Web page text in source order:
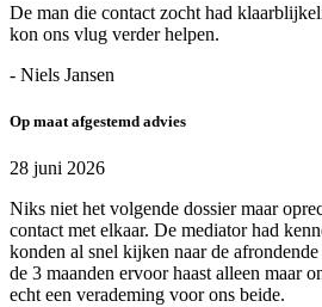
De man die contact zocht had
kon ons vlug verder helpen.
- Niels Jansen
Op maat afgestemd advies
28 juni 2026
Niks niet het volgende dossier maar
contact met elkaar. De mediator had
konden al snel kijken naar de
de 3 maanden ervoor haast alleen maar
echt een verademing voor ons beide.